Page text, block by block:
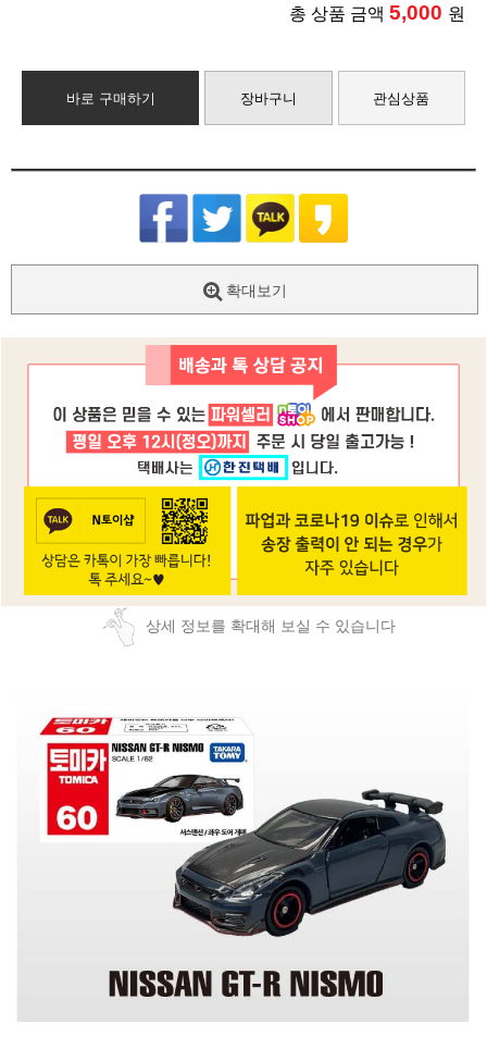
총 상품 금액 5,000 원
바로 구매하기 장바구니 관심상품
확대보기
상세 정보를 확대해 보실 수 있습니다